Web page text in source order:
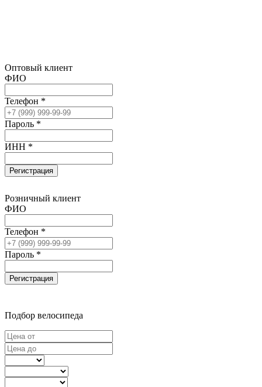
Оптовый клиент
ФИО
Телефон *
Пароль *
ИНН *
Регистрация
Розничный клиент
ФИО
Телефон *
Пароль *
Регистрация
Подбор велосипеда